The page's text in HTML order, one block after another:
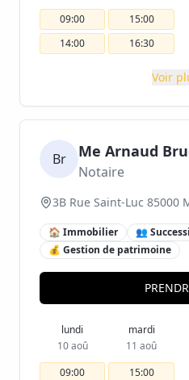
09:00
14:00
15:00
16:30
Voir
Br Me Arnaud
Notaire
3B Rue Saint-Luc 85000
🏠 Immobilier 👥
💰 Gestion de patrimoine
lundi
10 aoû
09:00
mardi
11 aoû
15:00